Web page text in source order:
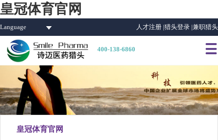
皇冠体育官网
Language 人才注册 |猎头登录 |兼职猎头
400-138-6860 
皇冠体育官网